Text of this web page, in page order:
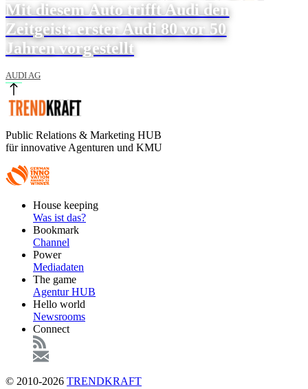
Mit diesem Auto trifft Audi den
Zeitgeist: erster Audi 80 vor 50
Jahren vorgestellt
AUDI AG
Public Relations & Marketing HUB
für innovative Agenturen und KMU
FooterHouse keeping
Was ist das?
Bookmark
Channel
Power
Mediadaten
The game
Agentur HUB
Hello world
Newsrooms
Connect
© 2010-2026 TRENDKRAFT